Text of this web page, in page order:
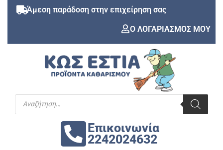
Άμεση παράδοση στην επιχείρηση σας
Ο ΛΟΓΑΡΙΑΣΜΟΣ ΜΟΥ
Επικοινωνία
2242024632